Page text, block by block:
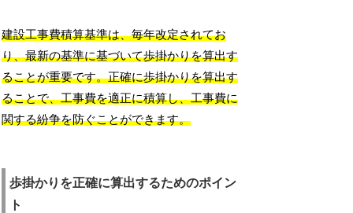
建設工事費積算基準は、毎年改定されてお
り、最新の基準に基づいて歩掛かりを算出す
ることが重要です。正確に歩掛かりを算出す
ることで、工事費を適正に積算し、工事費に
関する紛争を防ぐことができます。
歩掛かりを正確に算出するためのポイン
ト